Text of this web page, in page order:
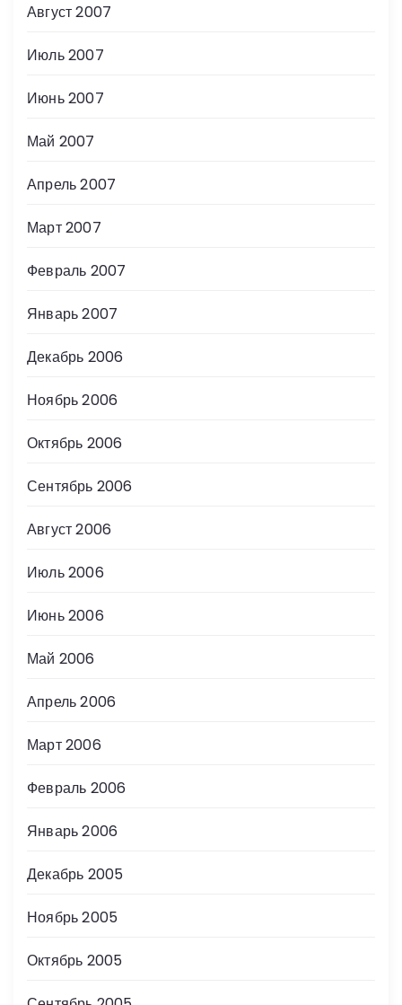
Август 2007
Июль 2007
Июнь 2007
Май 2007
Апрель 2007
Март 2007
Февраль 2007
Январь 2007
Декабрь 2006
Ноябрь 2006
Октябрь 2006
Сентябрь 2006
Август 2006
Июль 2006
Июнь 2006
Май 2006
Апрель 2006
Март 2006
Февраль 2006
Январь 2006
Декабрь 2005
Ноябрь 2005
Октябрь 2005